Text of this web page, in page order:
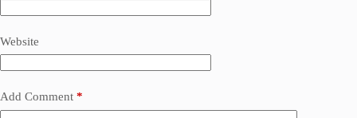
Website
Add Comment *